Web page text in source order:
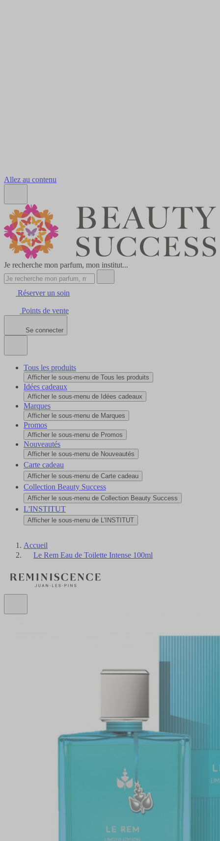
Allez au contenu
Je recherche mon parfum, mon institut...
Réserver un soin
Points de vente
Se connecter
Tous les produits
Afficher le sous-menu de Tous les produits
Idées cadeaux
Afficher le sous-menu de Idées cadeaux
Marques
Afficher le sous-menu de Marques
Promos
Afficher le sous-menu de Promos
Nouveautés
Afficher le sous-menu de Nouveautés
Carte cadeau
Afficher le sous-menu de Carte cadeau
Collection Beauty Success
Afficher le sous-menu de Collection Beauty Success
L'INSTITUT
Afficher le sous-menu de L'INSTITUT
Accueil
Le Rem Eau de Toilette Intense 100ml